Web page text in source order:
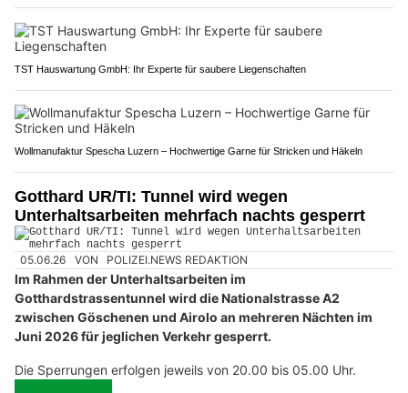
TST Hauswartung GmbH: Ihr Experte für saubere Liegenschaften
Wollmanufaktur Spescha Luzern – Hochwertige Garne für Stricken und Häkeln
Gotthard UR/TI: Tunnel wird wegen
Unterhaltsarbeiten mehrfach nachts gesperrt
05.06.26 VON POLIZEI.NEWS REDAKTION
Im Rahmen der Unterhaltsarbeiten im
Gotthardstrassentunnel wird die Nationalstrasse A2
zwischen Göschenen und Airolo an mehreren Nächten im
Juni 2026 für jeglichen Verkehr gesperrt.
Die Sperrungen erfolgen jeweils von 20.00 bis 05.00 Uhr.